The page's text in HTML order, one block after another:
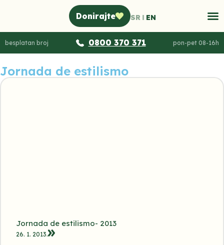
Donirajte SR EN
besplatan broj 0800 370 371 pon-pet 08-16h
Jornada de estilismo
Jornada de estilismo- 2013
26. 1. 2013.